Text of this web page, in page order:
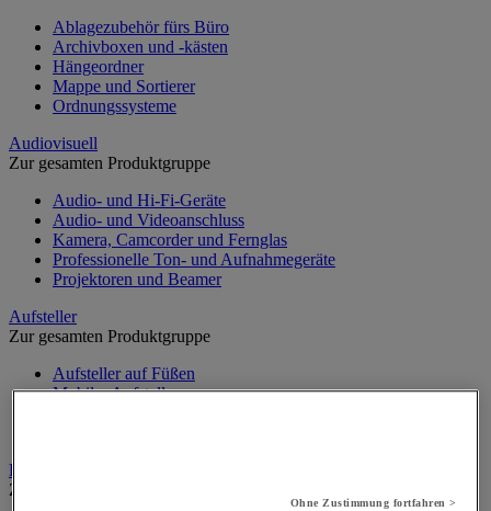
Ablagezubehör fürs Büro
Archivboxen und -kästen
Hängeordner
Mappe und Sortierer
Ordnungssysteme
Audiovisuell
Zur gesamten Produktgruppe
Audio- und Hi-Fi-Geräte
Audio- und Videoanschluss
Kamera, Camcorder und Fernglas
Professionelle Ton- und Aufnahmegeräte
Projektoren und Beamer
Aufsteller
Zur gesamten Produktgruppe
Aufsteller auf Füßen
Mobiler Aufsteller
Beschilderung
Zur gesamten Produktgruppe
Ohne Zustimmung fortfahren >